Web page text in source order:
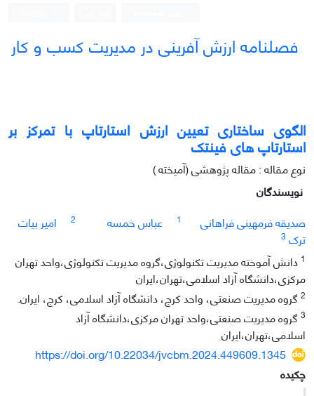
فصلنامه ارزش آفرینی در مدیریت کسب و کار
الگوی ساختاری تعیین ارزش استارتاپ با تمرکز بر
استارتاپ های فینتک
نوع مقاله : مقاله پژوهشی (آمیخته )
نویسندگان
صدیقه فرمهینی فراهانی
1 عباس خمسه 2
امیر بیات
ترک 3
1 دانش آموخته مدیریت تکنولوژی،گروه مدیریت تکنولوژی،واحد تهران
مرکزی،دانشگاه آزاد اسلامی،تهران،ایران
2 گروه مدیریت صنعتی، واحد کرج، دانشگاه آزاد اسلامی، کرج، ایران.
3 گروه مدیریت صنعتی،واحد تهران مرکزی،دانشگاه آزاد
اسلامی،تهران،ایران
https://doi.org/10.22034/jvcbm.2024.449609.1345
چکیده